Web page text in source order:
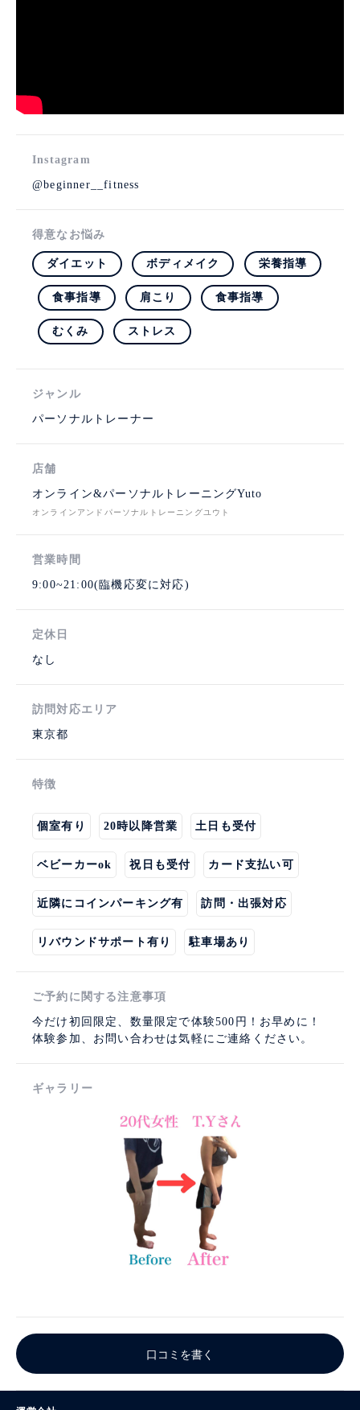
Instagram
@beginner__fitness
得意なお悩み
ダイエット ボディメイク 栄養指導
食事指導 肩こり 食事指導
むくみ ストレス
ジャンル
パーソナルトレーナー
店舗
オンライン&パーソナルトレーニングYuto
オンラインアンドパーソナルトレーニングユウト
営業時間
9:00~21:00(臨機応変に対応)
定休日
なし
訪問対応エリア
東京都
特徴
個室有り 20時以降営業 土日も受付
ベビーカーok 祝日も受付 カード支払い可
近隣にコインパーキング有 訪問・出張対応
リバウンドサポート有り 駐車場あり
ご予約に関する注意事項
今だけ初回限定、数量限定で体験500円！お早めに！
体験参加、お問い合わせは気軽にご連絡ください。
ギャラリー
口コミを書く